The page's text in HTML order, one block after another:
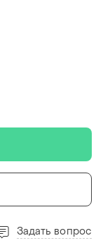
Задать вопрос